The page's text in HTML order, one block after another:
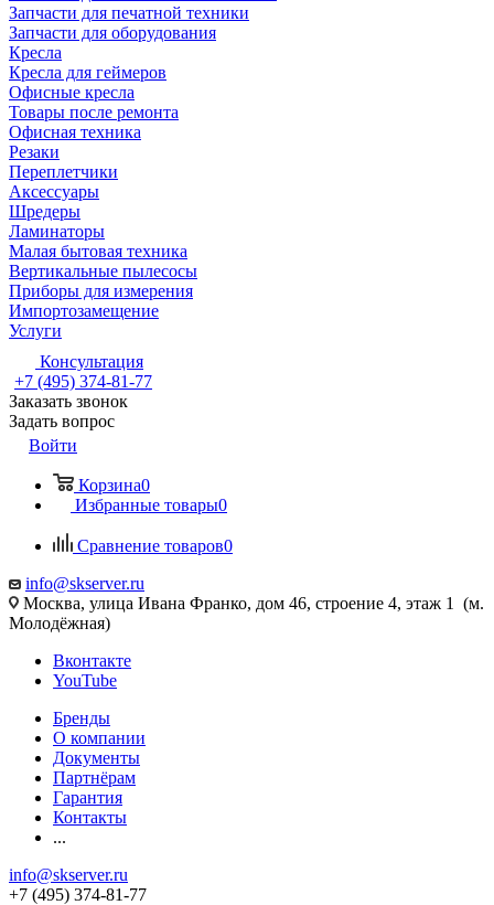
Запчасти для печатной техники
Запчасти для оборудования
Кресла
Кресла для геймеров
Офисные кресла
Товары после ремонта
Офисная техника
Резаки
Переплетчики
Аксессуары
Шредеры
Ламинаторы
Малая бытовая техника
Вертикальные пылесосы
Приборы для измерения
Импортозамещение
Услуги
Консультация
+7 (495) 374-81-77
Заказать звонок
Задать вопрос
Войти
Корзина0
Избранные товары0
Сравнение товаров0
info@skserver.ru
Москва, улица Ивана Франко, дом 46, строение 4, этаж 1 (м.
Молодёжная)
Вконтакте
YouTube
Бренды
О компании
Документы
Партнёрам
Гарантия
Контакты
...
info@skserver.ru
+7 (495) 374-81-77